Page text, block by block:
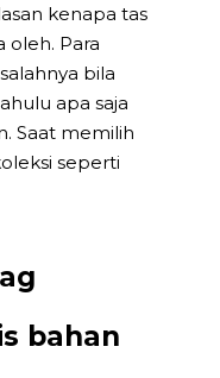
kenapa tas
oleh. Para
bila
apa saja
Saat memilih
seperti
bahan